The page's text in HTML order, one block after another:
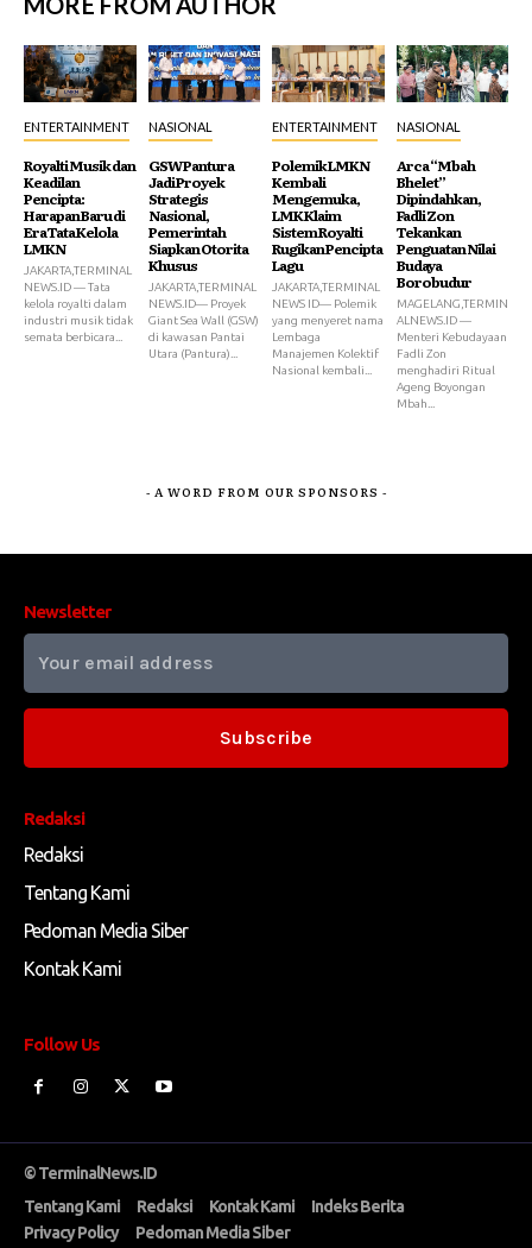
ENTERTAINMENT
Royalti Musik dan
Keadilan
Pencipta:
Harapan Baru di
Era Tata Kelola
LMKN
JAKARTA,TERMINAL
NEWS.ID — Tata
kelola royalti dalam
industri musik tidak
semata berbicara...
NASIONAL
GSW Pantura
Jadi Proyek
Strategis
Nasional,
Pemerintah
Siapkan Otorita
Khusus
JAKARTA,TERMINAL
NEWS.ID— Proyek
Giant Sea Wall (GSW)
di kawasan Pantai
Utara (Pantura)...
ENTERTAINMENT
Polemik LMKN
Kembali
Mengemuka,
LMK Klaim
Sistem Royalti
Rugikan Pencipta
Lagu
JAKARTA,TERMINAL
NEWS ID— Polemik
yang menyeret nama
Lembaga
Manajemen Kolektif
Nasional kembali...
NASIONAL
Arca “Mbah
Bhelet”
Dipindahkan,
Fadli Zon
Tekankan
Penguatan Nilai
Budaya
Borobudur
MAGELANG,TERMIN
ALNEWS.ID —
Menteri Kebudayaan
Fadli Zon
menghadiri Ritual
Ageng Boyongan
Mbah...
- A WORD FROM OUR SPONSORS -
Redaksi
Redaksi
Tentang Kami
Pedoman Media Siber
Kontak Kami
Follow Us
Newsletter
Subscribe
© TerminalNews.ID
Tentang Kami
Redaksi Kontak Kami
Indeks Berita
Privacy Policy
Pedoman Media Siber